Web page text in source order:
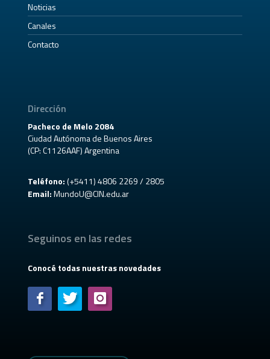
Noticias
Canales
Contacto
Dirección
Pacheco de Melo 2084
Ciudad Autónoma de Buenos Aires
(CP: C1126AAF) Argentina
Teléfono:(+5411) 4806 2269 / 2805
Email: MundoU@CIN.edu.ar
Seguinos en las redes
Conocé todas nuestras novedades